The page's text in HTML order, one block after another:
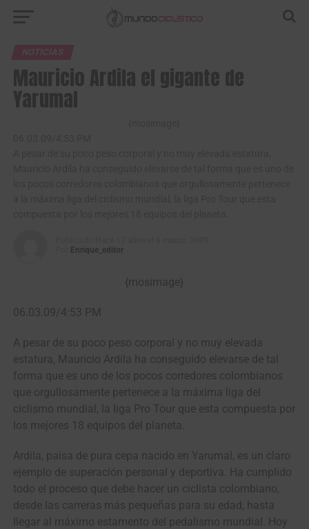
NOTICIAS
Mauricio Ardila el gigante de
Yarumal
Enrique_editor
{mosimage}
06.03.09/4:53 PM
A pesar de su poco peso corporal y no muy elevada
estatura, Mauricio Ardila ha conseguido elevarse de tal
forma que es uno de los pocos corredores colombianos
que orgullosamente pertenece a la máxima liga del
ciclismo mundial, la liga Pro Tour que esta compuesta por
los mejores 18 equipos del planeta.
Ardila, paisa de pura cepa nacido en Yarumal, es un claro
ejemplo de superación personal y deportiva. Ha cumplido
todo el proceso que debe hacer un ciclista colombiano,
desde las carreras más pequeñas para su edad, hasta
llegar al máximo estamento del pedalismo mundial. Hoy